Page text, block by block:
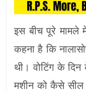
इस बीच पूरे मामले
कहना है कि
थी। वोटिंग के
मशीन को कैसे सील